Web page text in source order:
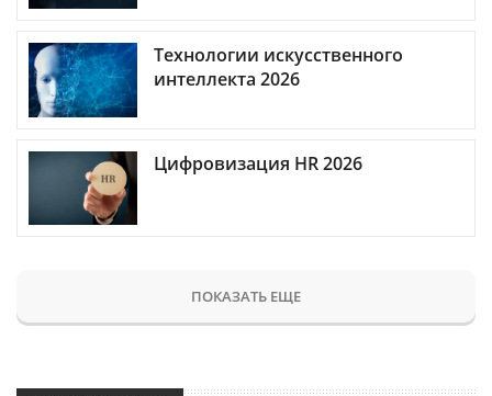
Технологии искусственного
интеллекта 2026
Цифровизация HR 2026
ПОКАЗАТЬ ЕЩЕ